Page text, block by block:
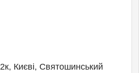
Києвi, Святошинський